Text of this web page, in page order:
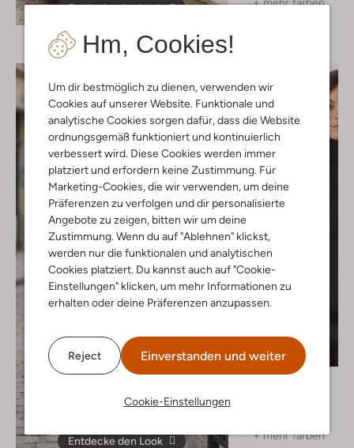
Hm, Cookies!
Um dir bestmöglich zu dienen, verwenden wir
Cookies auf unserer Website. Funktionale und
analytische Cookies sorgen dafür, dass die Website
ordnungsgemäß funktioniert und kontinuierlich
verbessert wird. Diese Cookies werden immer
platziert und erfordern keine Zustimmung. Für
Marketing-Cookies, die wir verwenden, um deine
Präferenzen zu verfolgen und dir personalisierte
Angebote zu zeigen, bitten wir um deine
Zustimmung. Wenn du auf "Ablehnen" klickst,
werden nur die funktionalen und analytischen
Cookies platziert. Du kannst auch auf "Cookie-
Einstellungen" klicken, um mehr Informationen zu
erhalten oder deine Präferenzen anzupassen.
Reject Einverstanden und weiter
Cookie-Einstellungen
Entdecke den Look
Entdecke den Look + mehr farben